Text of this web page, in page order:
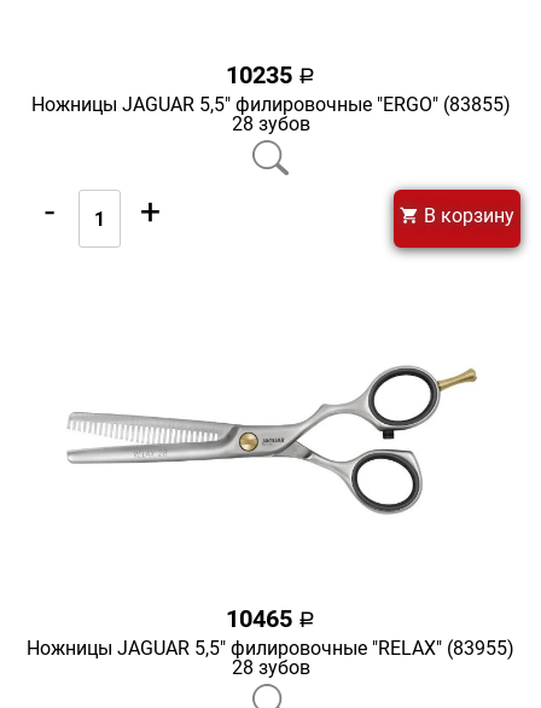
10235 a
Ножницы JAGUAR 5,5" филировочные "ERGO" (83855)
28 зубов
- + В корзину
10465 a
Ножницы JAGUAR 5,5" филировочные "RELAX" (83955)
28 зубов